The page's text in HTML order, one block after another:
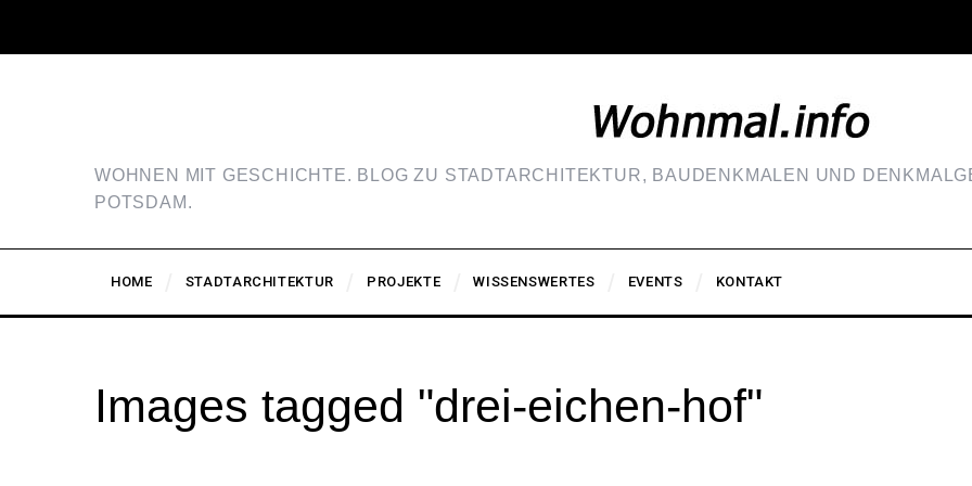
WOHNEN MIT GESCHICHTE. BLOG ZU STADTARCHITEKTUR, BAUDENKMALEN UND
POTSDAM.
HOME STADTARCHITEKTUR PROJEKTE WISSENSWERTES EVENTS KONTAKT
Images tagged "drei-eichen-hof"